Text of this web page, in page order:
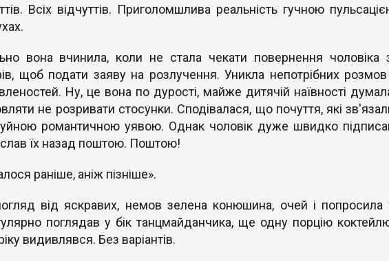
Всіх відчуттів. Приголомшлива реальність гучною
вона вчинила, коли не стала чекати повернення чоловіка
щоб подати заяву на розлучення. Уникла непотрібних розмов
Ну, це вона по дурості, майже дитячій наївності
не розривати стосунки. Сподівалася, що почуття, які
романтичною уявою. Однак чоловік дуже швидко
їх назад поштою. Поштою!
раніше, аніж пізніше».
від яскравих, немов зелена конюшина, очей і попросила
поглядав у бік танцмайданчика, ще одну порцію
видивлявся. Без варіантів.